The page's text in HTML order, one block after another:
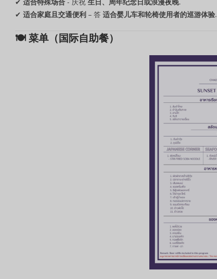
✔ 适合家庭且交通便利 – 答 适合婴儿车和轮椅使用者的巡游体验.
🍽 菜单（国际自助餐）